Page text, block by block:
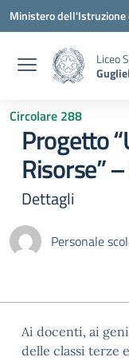
Vai ai contenuti
Vai al menu di navigazione
Vai al footer
Ministero dell'Istruzione
Liceo
Circolare 288
Progetto
Risorse”
Dettagli
Personale
Ai docenti, ai
delle classi terze